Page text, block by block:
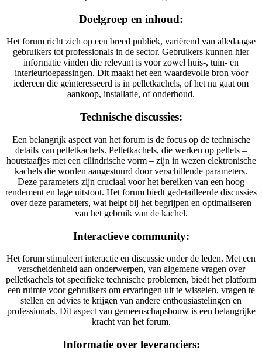
Doelgroep en inhoud:
Het forum richt zich op een breed publiek, variërend van alledaagse
gebruikers tot professionals in de sector. Gebruikers kunnen hier
informatie vinden die relevant is voor zowel huis-, tuin- en
interieurtoepassingen. Dit maakt het een waardevolle bron voor
iedereen die geïnteresseerd is in pelletkachels, of het nu gaat om
aankoop, installatie, of onderhoud​.
Technische discussies:
Een belangrijk aspect van het forum is de focus op de technische
details van pelletkachels. Pelletkachels, die werken op pellets –
houtstaafjes met een cilindrische vorm – zijn in wezen elektronische
kachels die worden aangestuurd door verschillende parameters.
Deze parameters zijn cruciaal voor het bereiken van een hoog
rendement en lage uitstoot. Het forum biedt gedetailleerde discussies
over deze parameters, wat helpt bij het begrijpen en optimaliseren
van het gebruik van de kachel.
Interactieve community:
Het forum stimuleert interactie en discussie onder de leden. Met een
verscheidenheid aan onderwerpen, van algemene vragen over
pelletkachels tot specifieke technische problemen, biedt het platform
een ruimte voor gebruikers om ervaringen uit te wisselen, vragen te
stellen en advies te krijgen van andere enthousiastelingen en
professionals. Dit aspect van gemeenschapsbouw is een belangrijke
kracht van het forum.
Informatie over leveranciers: